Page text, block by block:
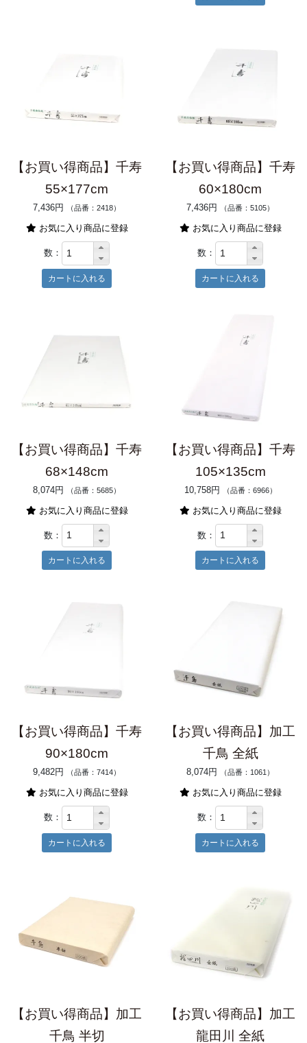
【お買い得商品】千寿
55×177cm
7,436円 （品番：2418）
お気に入り商品に登録
数：
【お買い得商品】千寿
60×180cm
7,436円 （品番：5105）
お気に入り商品に登録
数：
【お買い得商品】千寿
68×148cm
8,074円 （品番：5685）
お気に入り商品に登録
数：
【お買い得商品】千寿
105×135cm
10,758円 （品番：6966）
お気に入り商品に登録
数：
【お買い得商品】千寿
90×180cm
9,482円 （品番：7414）
お気に入り商品に登録
数：
【お買い得商品】加工
千鳥 全紙
8,074円 （品番：1061）
お気に入り商品に登録
数：
【お買い得商品】加工
千鳥 半切
【お買い得商品】加工
龍田川 全紙